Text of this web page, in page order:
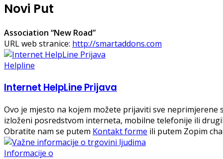
Novi Put
Association “New Road”
URL web stranice: http://smartaddons.com
Helpline
Internet HelpLine Prijava
Ovo je mjesto na kojem možete prijaviti sve
izloženi posredstvom interneta, mobilne telefonije ili
Obratite nam se putem Kontakt forme ili putem Zopim
Informacije o